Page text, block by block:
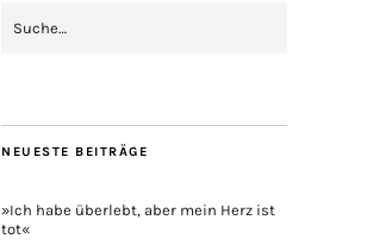
NEUESTE BEITRÄGE
»Ich habe überlebt, aber mein Herz ist
tot«